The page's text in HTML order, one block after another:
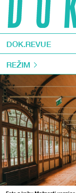
DOK.REVUE
REŽIM